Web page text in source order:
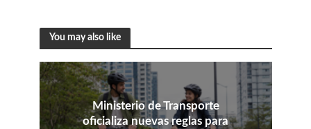
You may also like
Ministerio de Transporte
oficializa nuevas reglas para